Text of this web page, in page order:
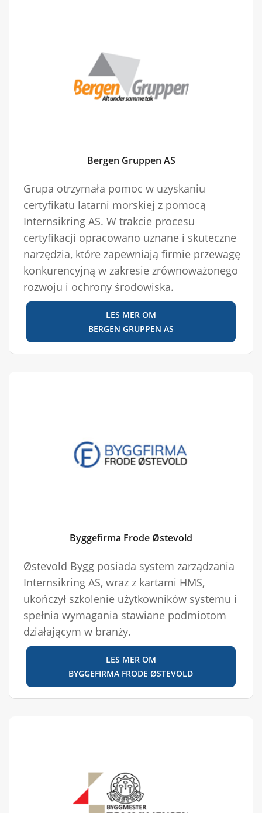
Bergen Gruppen AS
Grupa otrzymała pomoc w uzyskaniu
certyfikatu latarni morskiej z pomocą
Internsikring AS. W trakcie procesu
certyfikacji opracowano uznane i skuteczne
narzędzia, które zapewniają firmie przewagę
konkurencyjną w zakresie zrównoważonego
rozwoju i ochrony środowiska.
LES MER OM
BERGEN GRUPPEN AS
Byggefirma Frode Østevold
Østevold Bygg posiada system zarządzania
Internsikring AS, wraz z kartami HMS,
ukończył szkolenie użytkowników systemu i
spełnia wymagania stawiane podmiotom
działającym w branży.
LES MER OM
BYGGEFIRMA FRODE ØSTEVOLD